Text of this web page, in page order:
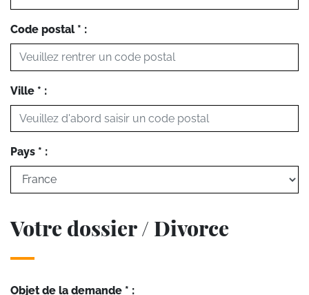
Code postal * :
Ville * :
Pays * :
Votre dossier / Divorce
Objet de la demande * :